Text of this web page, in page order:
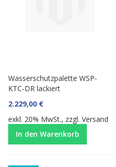
Wasserschutzpalette WSP-
KTC-DR lackiert
2.229,00 €
exkl. 20% MwSt., zzgl.Versand
In den Warenkorb